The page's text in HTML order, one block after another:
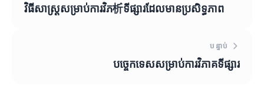
វិធីសាស្ត្រសម្រាប់ការវិភ析ទីផ្សារដែលមានប្រសិទ្ធភាព
បន្ទាប់
បច្ចេកទេសសម្រាប់ការវិភាគទីផ្សារ